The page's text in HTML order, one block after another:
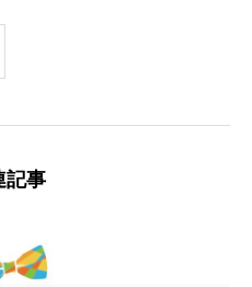
記事